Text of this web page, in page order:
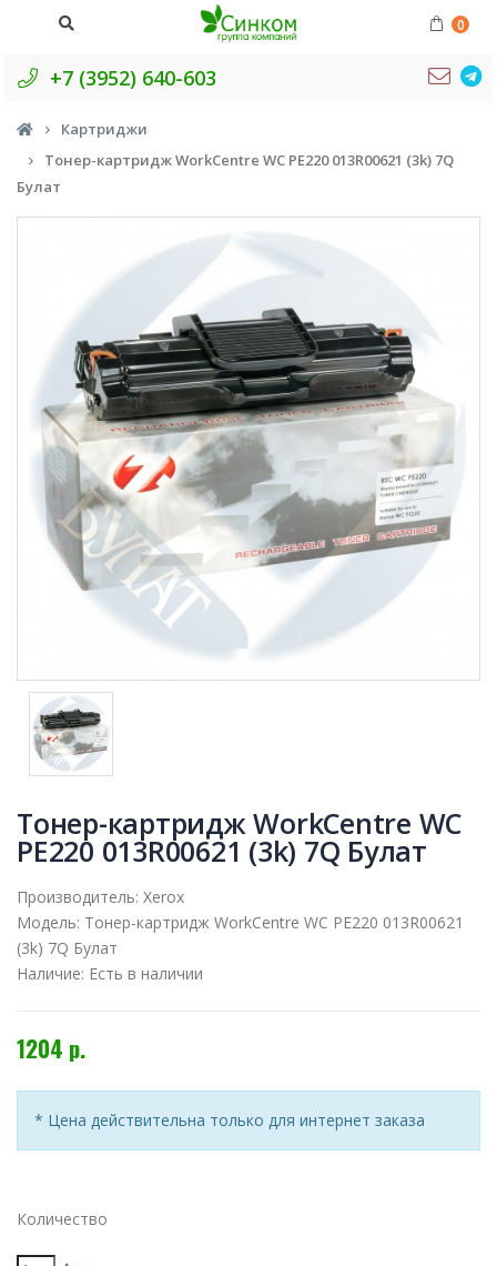
0
+7 (3952) 640-603
Картриджи
Тонер-картридж WorkCentre WC PE220 013R00621 (3k) 7Q
Булат
Тонер-картридж WorkCentre WC
PE220 013R00621 (3k) 7Q Булат
Производитель: Xerox
Модель: Тонер-картридж WorkCentre WC PE220 013R00621
(3k) 7Q Булат
Наличие: Есть в наличии
1204 р.
* Цена действительна только для интернет заказа
Количество